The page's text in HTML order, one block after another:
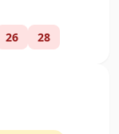
26 28